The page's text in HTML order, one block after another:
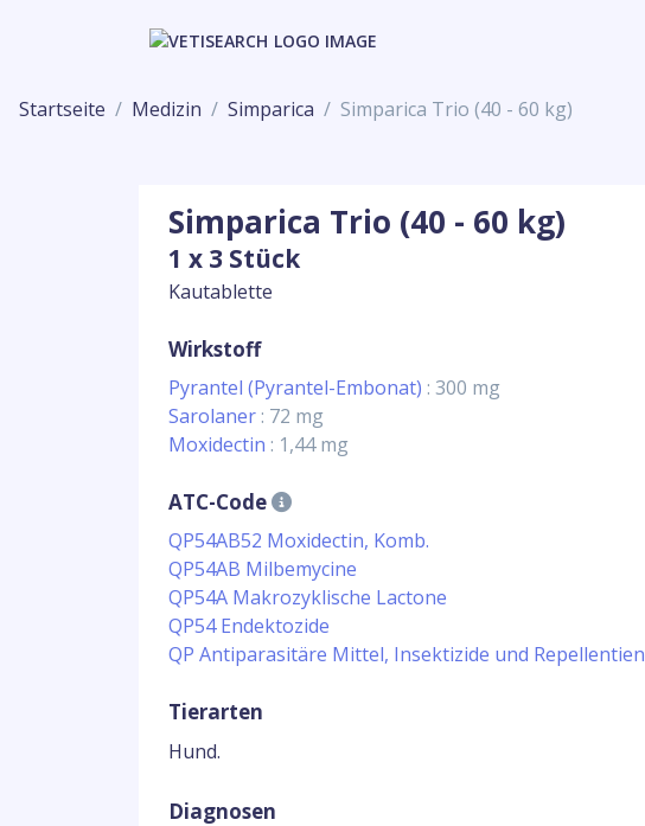
Startseite Medizin Simparica Simparica Trio (40 - 60 kg)
Simparica Trio (40 - 60 kg)
1 x 3 Stück
Kautablette
Wirkstoff
Pyrantel (Pyrantel-Embonat) : 300 mg
Sarolaner : 72 mg
Moxidectin : 1,44 mg
ATC-Code
QP54AB52 Moxidectin, Komb.
QP54AB Milbemycine
QP54A Makrozyklische Lactone
QP54 Endektozide
QP Antiparasitäre Mittel, Insektizide und Repellentien
Tierarten
Hund.
Diagnosen